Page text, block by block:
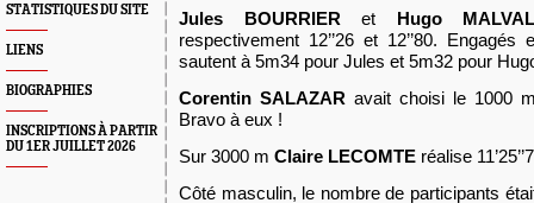
STATISTIQUES DU SITE
LIENS
BIOGRAPHIES
INSCRIPTIONS À PARTIR
DU 1ER JUILLET 2026
Jules BOURRIER et Hugo
respectivement 12’’26 et 12’’80.
sautent à 5m34 pour Jules et 5m32 pour
Corentin SALAZAR avait choisi le 1000 m
Bravo à eux !
Sur 3000 m Claire LECOMTE réalise
Côté masculin, le nombre de participants